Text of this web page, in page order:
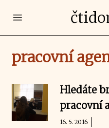
Open main menu
pracovní
Hledáte
pracovní
16. 5. 2016